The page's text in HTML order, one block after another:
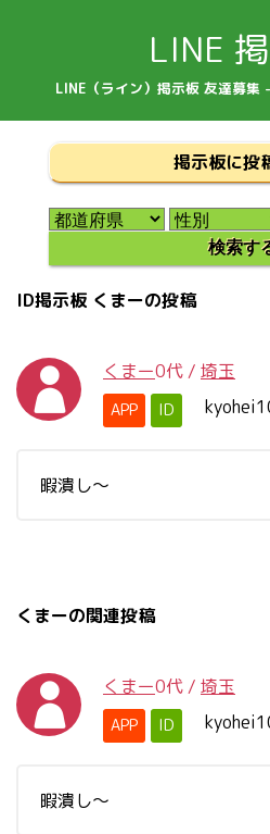
LINE
LINE（ライン）掲示板 友達募集
掲示板に投
ID掲示板 くまーの投稿
くまー0代 / 埼玉
APP ID
暇潰し～
くまーの関連投稿
くまー0代 / 埼玉
APP ID
暇潰し～